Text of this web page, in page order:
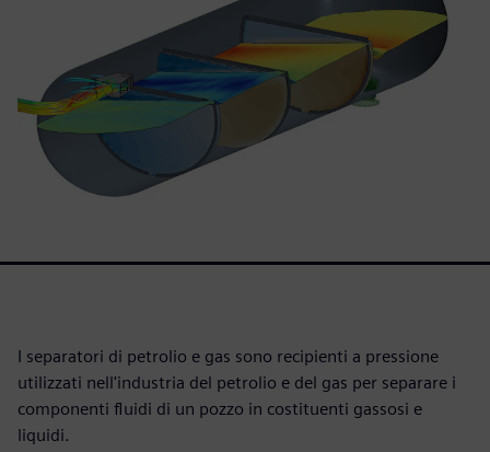
I separatori di petrolio e gas sono recipienti a pressione
utilizzati nell'industria del petrolio e del gas per separare i
componenti fluidi di un pozzo in costituenti gassosi e
liquidi.